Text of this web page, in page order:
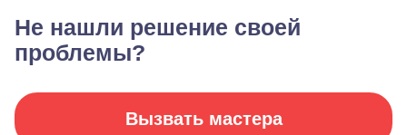
Не нашли решение своей
проблемы?
Вызвать мастера